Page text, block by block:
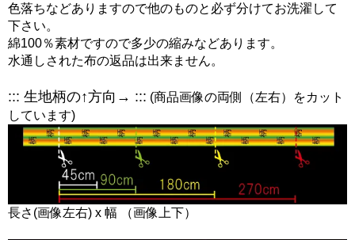
色落ちなどありますので他のものと必ず分けてお洗濯して
下さい。
綿100％素材ですので多少の縮みなどあります。
水通しされた布の返品は出来ません。
::: 生地柄の↑方向→ ::: (商品画像の両側（左右）をカット
しています)
長さ(画像左右) x 幅 （画像上下）